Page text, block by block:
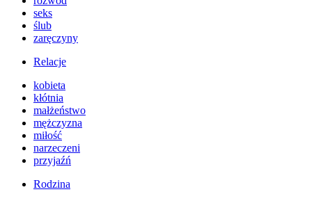
seks
ślub
zaręczyny
Relacje
kobieta
kłótnia
małżeństwo
mężczyzna
miłość
narzeczeni
przyjaźń
Rodzina